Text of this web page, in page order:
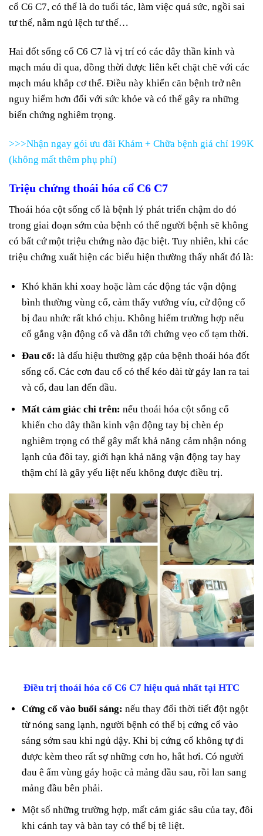
cổ C6 C7, có thể là do tuổi tác, làm việc quá sức, ngồi sai
tư thế, nằm ngủ lệch tư thế…
Hai đốt sống cổ C6 C7 là vị trí có các dây thần kinh và
mạch máu đi qua, đồng thời được liên kết chặt chẽ với các
mạch máu khắp cơ thể. Điều này khiến căn bệnh trở nên
nguy hiểm hơn đối với sức khỏe và có thể gây ra những
biến chứng nghiêm trọng.
>>>Nhận ngay gói ưu đãi Khám + Chữa bệnh giá chỉ 199K
(không mất thêm phụ phí)
Triệu chứng thoái hóa cổ C6 C7
Thoái hóa cột sống cổ là bệnh lý phát triển chậm do đó
trong giai đoạn sớm của bệnh có thể người bệnh sẽ không
có bất cứ một triệu chứng nào đặc biệt. Tuy nhiên, khi các
triệu chứng xuất hiện các biểu hiện thường thấy nhất đó là:
Khó khăn khi xoay hoặc làm các động tác vận động
bình thường vùng cổ, cảm thấy vướng víu, cử động cổ
bị đau nhức rất khó chịu. Không hiếm trường hợp nếu
cố gắng vận động cổ và dẫn tới chứng vẹo cổ tạm thời.
Đau cổ: là dấu hiệu thường gặp của bệnh thoái hóa đốt
sống cổ. Các cơn đau cổ có thể kéo dài từ gáy lan ra tai
và cổ, đau lan đến đầu.
Mất cảm giác chi trên: nếu thoái hóa cột sống cổ
khiến cho dây thần kinh vận động tay bị chèn ép
nghiêm trọng có thể gây mất khả năng cảm nhận nóng
lạnh của đôi tay, giới hạn khả năng vận động tay hay
thậm chí là gây yếu liệt nếu không được điều trị.
Điều trị thoái hóa cổ C6 C7 hiệu quả nhất tại HTC
Cứng cổ vào buổi sáng: nếu thay đổi thời tiết đột ngột
từ nóng sang lạnh, người bệnh có thể bị cứng cổ vào
sáng sớm sau khi ngủ dậy. Khi bị cứng cổ không tự đi
được kèm theo rất sợ những cơn ho, hắt hơi. Có người
đau ê ẩm vùng gáy hoặc cả mảng đầu sau, rồi lan sang
mảng đầu bên phải.
Một số những trường hợp, mất cảm giác sâu của tay, đôi
khi cánh tay và bàn tay có thể bị tê liệt.